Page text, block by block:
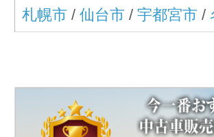
札幌市 / 仙台市 / 宇都宮市 /